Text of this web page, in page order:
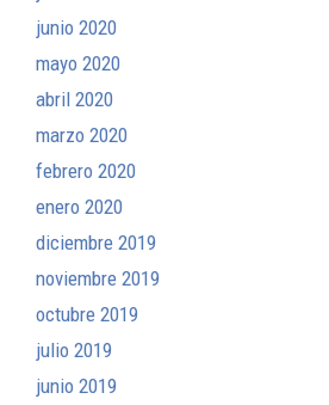
junio 2020
mayo 2020
abril 2020
marzo 2020
febrero 2020
enero 2020
diciembre 2019
noviembre 2019
octubre 2019
julio 2019
junio 2019